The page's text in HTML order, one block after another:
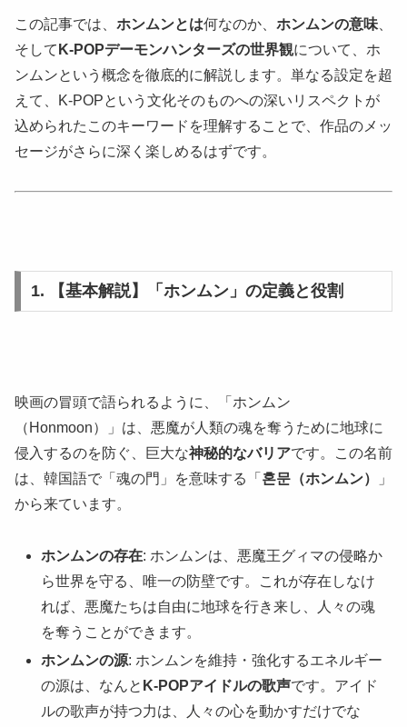
この記事では、 ホンムンとは何なのか、 ホンムンの意味
そして K-POPデーモンハンターズの世界観について、ホ
ンムンという概念を徹底的に解説します。単なる設定を超
えて、K-POPという文化そのものへの深いリスペクトが
込められたこのキーワードを理解することで、作品のメッ
セージがさらに深く楽しめるはずです。
1. 【基本解説】「ホンムン」の定義と役割
映画の冒頭で語られるように、「ホンムン
（Honmoon）」は、悪魔が人類の魂を奪うために地球に
侵入するのを防ぐ、巨大な神秘的なバリアです。この名前
は、韓国語で「魂の門」を意味する「 혼문（ホンムン）
」
から来ています。
ホンムンの存在: ホンムンは、悪魔王グィマの侵略か
ら世界を守る、唯一の防壁です。これが存在しなけ
れば、悪魔たちは自由に地球を行き来し、人々の魂
を奪うことができます。
ホンムンの源: ホンムンを維持・強化するエネルギー
の源は、なんと K-POPアイドルの歌声です。アイド
ルの歌声が持つ力は、人々の心を動かすだけでな